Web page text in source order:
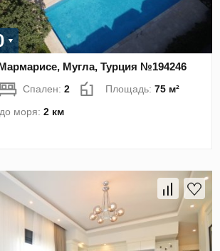
Мугла, Турция №194246
Спален:2 Площадь:75 м²
до моря:2 км